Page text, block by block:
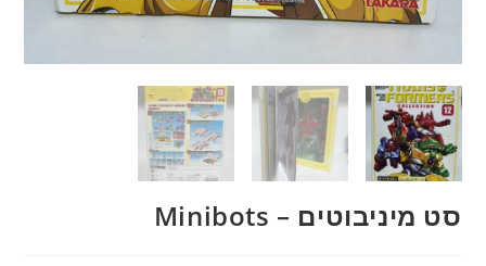
סט מיניבוטים – Minibots